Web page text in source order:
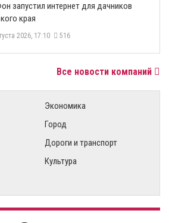
запустил интернет для дачников
края
2026, 17:10 516
Все новости компаний
Экономика
Город
Дороги и транспорт
Культура